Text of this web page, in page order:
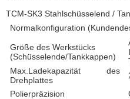
TCM-SK3 Stahlschüsselend /
Normalkonfiguration
Größe des Werkstücks
(Schüsselende/Tankkappen)
Max.Ladekapazität des
Drehplattes
Polierpräzision